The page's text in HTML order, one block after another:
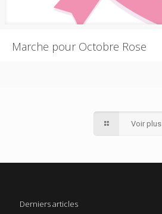
Marche pour Octobre Rose
Voir plus
Derniers articles